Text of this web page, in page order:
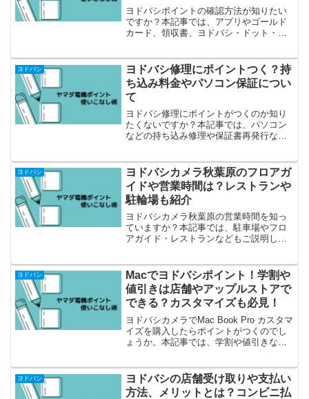
ヨドバシポイントの確認方法が知りたい
ですか？本記事では、アプリやゴールド
カード、領収書、ヨドバシ・ドット・コ
ヨドバシ
ヨドバシ修理にポイントつく？持
ち込み料金やパソコン保証につい
て
ヨドバシ修理にポイントがつくのか知り
たくないですか？本記事では、パソコン
などの持ち込み修理や保証書再発行など
ヨドバシ
ヨドバシカメラ秋葉原のフロアガ
イドや営業時間は？レストランや
駐輪場も紹介
ヨドバシカメラ秋葉原の営業時間を知っ
ていますか？本記事では、駐車場やフロ
アガイド・レストランなどもご説明して
ヨドバシ
Macでヨドバシポイント！学割や
値引きは店舗やアップルストアで
できる？カスタマイズも必見！
ヨドバシカメラでMac Book Pro カスタマ
イズを購入したらポイントがつくのでし
ょうか。本記事では、学割や値引きなど
ヨドバシ
ヨドバシの店舗受け取りや支払い
方法、メリットとは？コンビニ払